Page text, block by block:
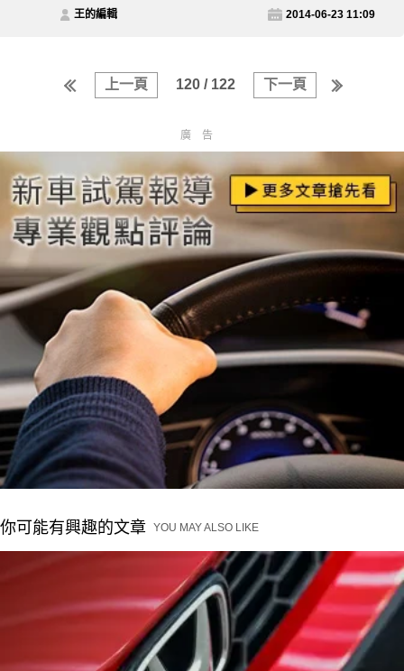
王的編輯 2014-06-23 11:09
上一頁 120 / 122 下一頁
廣告
你可能有興趣的文章 YOU MAY ALSO LIKE